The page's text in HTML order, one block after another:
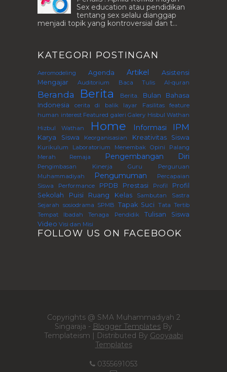
Sex education atau pendidikan
tentang sex selalu dianggap
menjadi topik yang kontroversial dan t...
KATEGORI POSTINGAN
Aeromodeling Agenda Artikel
Asistensi
Mengajar
Auditorium Baca Tulis Al-quran
Beranda Berita Berita.
Bulan Bahasa
Indonesia
cerita di balik layar Fasilitas
feature
human interest Featured galeri Galery Hisbul Wathan
Hizbul Wathan
Home Informasi IPM
Karya Siswa Keorganisasian Kreativitas Siswa
Kurikulum Laboratorium Menembak Opini
Palang
Merah Remaja
Pengembangan Diri
Pengimbasan Kinerja Guru Perguruan
Muhammadiyah
Pengumuman
Percapaian
Siswa
Performance PPDB Prestasi Profil
Profil
Sekolah
Puisi Ruang Kelas Sambutan
Sastra
Sejarah sosiodrama SPMB Tapak Suci Tata Tertib
Tempat Ibadah
Tenaga Pendidik
Tulisan Siswa
Video Visi dan Misi
FOLLOW US ON FACEBOOK
Copyrights @ SMA Muhammadiyah 2
Singaraja - Blogger Templates By
Templateism | Distributed By Gooyaabi
Templates
0355691053